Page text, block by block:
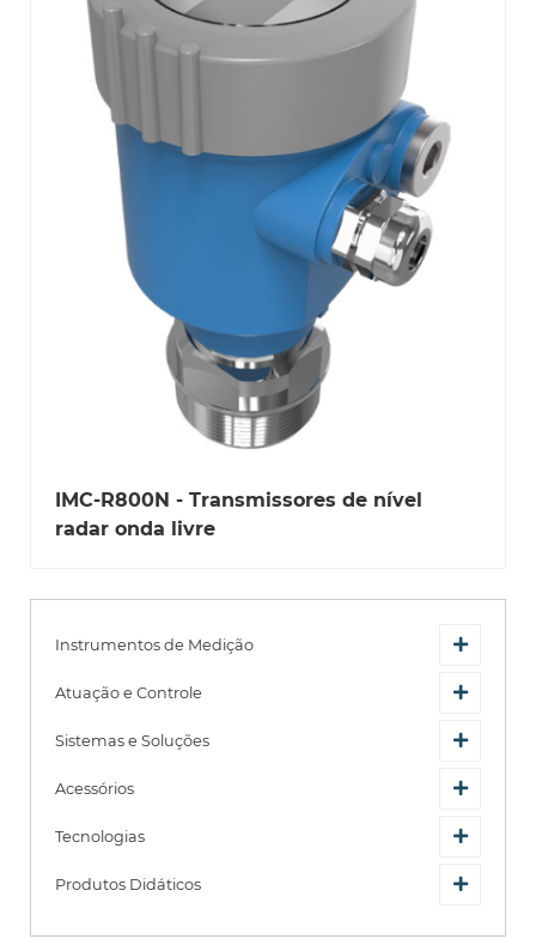
Instrumentos de Medição
Atuação e Controle
Sistemas e Soluções
Acessórios
Tecnologias
Produtos Didáticos
IMC-R800N - Transmissores de nível
radar onda livre